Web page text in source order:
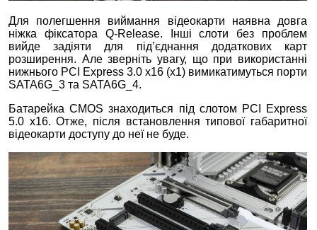
Для полегшення виймання відеокарти наявна довга
ніжка фіксатора Q-Release. Інші слоти без проблем
вийде задіяти для під’єднання додаткових карт
розширення. Але зверніть увагу, що при використанні
нижнього PCI Express 3.0 x16 (x1) вимикатимуться порти
SATA6G_3 та SATA6G_4.
Батарейка CMOS знаходиться під слотом PCI Express
5.0 x16. Отже, після встановлення типової габаритної
відеокарти доступу до неї не буде.